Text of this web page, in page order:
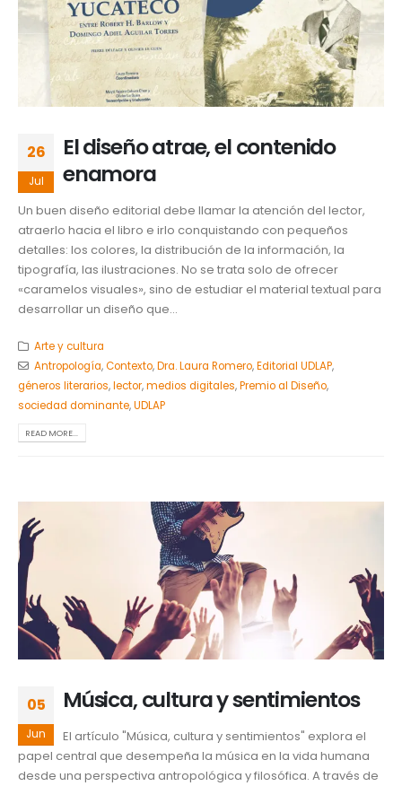
26
Jul
El diseño atrae, el contenido
enamora
Un buen diseño editorial debe llamar la atención del lector,
atraerlo hacia el libro e irlo conquistando con pequeños
detalles: los colores, la distribución de la información, la
tipografía, las ilustraciones. No se trata solo de ofrecer
«caramelos visuales», sino de estudiar el material textual para
desarrollar un diseño que...
Arte y cultura
Antropología,Contexto,Dra. Laura Romero,Editorial UDLAP,
géneros literarios,lector,medios digitales,Premio al Diseño,
sociedad dominante,UDLAP
READ MORE...
05
Jun
Música, cultura y sentimientos
El artículo "Música, cultura y sentimientos" explora el
papel central que desempeña la música en la vida humana
desde una perspectiva antropológica y filosófica. A través de